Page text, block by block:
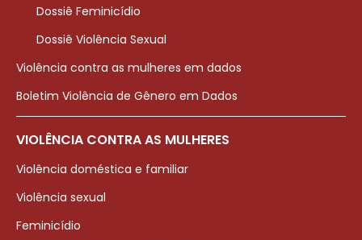
Dossiê Feminicídio
Dossiê Violência Sexual
Violência contra as mulheres em dados
Boletim Violência de Gênero em Dados
VIOLÊNCIA CONTRA AS MULHERES
Violência doméstica e familiar
Violência sexual
Feminicídio